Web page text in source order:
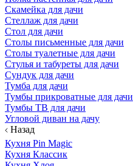
Скамейка для дачи
Стеллаж для дачи
Стол для дачи
Столы письменные для дачи
Столы туалетные для дачи
Стулья и табуреты для дачи
Сундук для дачи
Тумба для дачи
Тумбы прикроватные для дачи
Тумбы ТВ для дачи
Угловой диван на дачу
Назад
Кухня Pin Magic
Кухня Классик